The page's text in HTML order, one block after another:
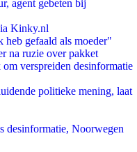
agent gebeten bij
Kinky.nl
gefaald als moeder"
na ruzie over pakket
verspreiden desinformatie
politieke mening, laat
desinformatie, Noorwegen